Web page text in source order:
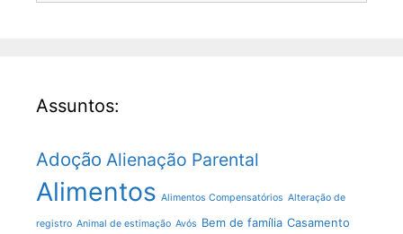
Assuntos:
Adoção Alienação Parental
Alimentos Alimentos Compensatórios Alteração de
registro Animal de estimação Avós Bem de família Casamento